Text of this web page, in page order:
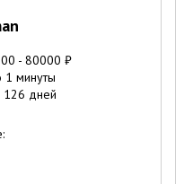
- 80000 ₽
1 минуты
126 дней